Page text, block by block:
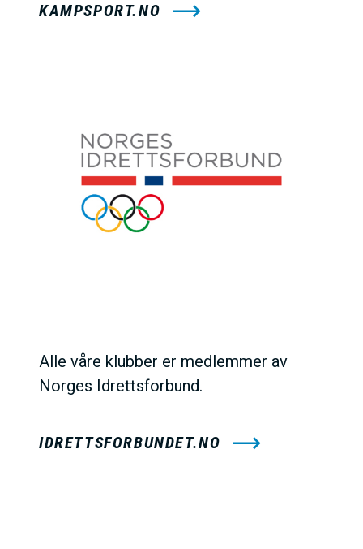
KAMPSPORT.NO
Alle våre klubber er medlemmer av
Norges Idrettsforbund.
IDRETTSFORBUNDET.NO